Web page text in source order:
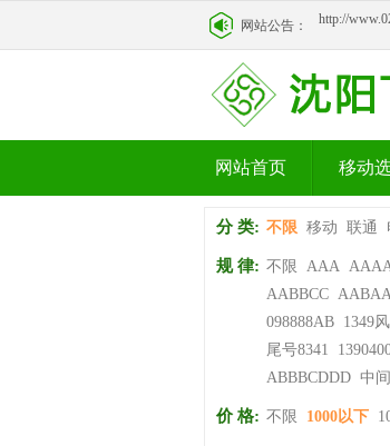
网站公告：
网站首页 移动
分 类: 不限 移动 联通
规 律: 不限 AAA
AABBCC
098888AB 1349
尾号8341
ABBBCDDD 中
价 格: 不限 1000以下